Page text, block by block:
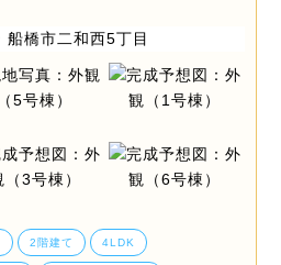
2階建て 4LDK